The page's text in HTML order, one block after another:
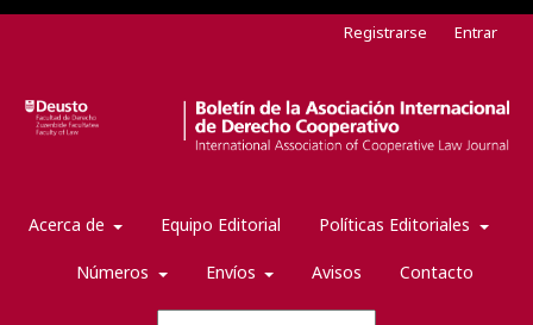
Acerca de Equipo Editorial Políticas Editoriales
Números Envíos Avisos Contacto
Registrarse Entrar